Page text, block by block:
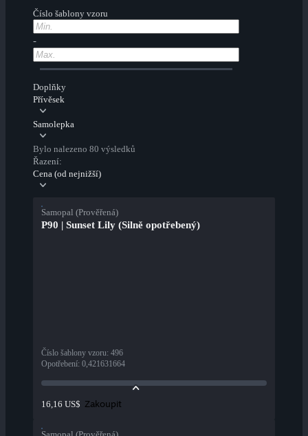
Číslo šablony vzoru
-
Doplňky
Přívěsek
Samolepka
Bylo nalezeno 80 výsledků
Řazení:
Cena (od nejnižší)
Samopal (Prověřená)
P90 | Sunset Lily (Silně opotřebený)
Číslo šablony vzoru: 496
Opotřebení: 0,421631664
16,16 US$ Zakoupit